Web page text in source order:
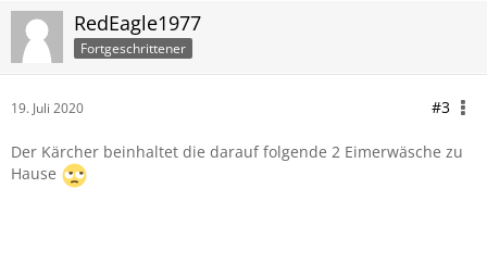
RedEagle1977
Fortgeschrittener
19. Juli 2020 #3
Der Kärcher beinhaltet die darauf folgende 2 Eimerwäsche zu
Hause